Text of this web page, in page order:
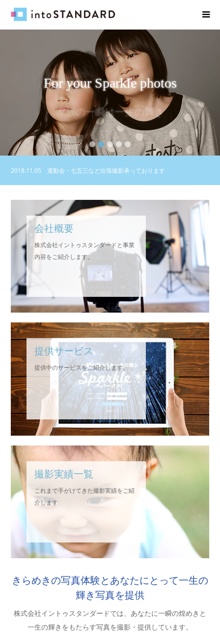
For your Sparkle photos
家族の一瞬は一生の輝き
3 4 5
2018.11.05 運動会・七五三など出張撮影承っております
2018.11.05 出張撮影お試しコースキャンペーン実施中
2019.01.08 神楽坂で親子モデル撮影体験＆街並みお散歩
会社概要
株式会社イントゥスタンダードと事業
内容をご紹介します。
提供サービス
提供中のサービスをご紹介します。
撮影実績一覧
これまで手がけてきた撮影実績をご紹
介します
きらめきの写真体験とあなたにとって一生の
輝き写真を提供
株式会社イントゥスタンダードでは、あなたに一瞬の煌めきと
一生の輝きをもたらす写真を撮影・提供しています。